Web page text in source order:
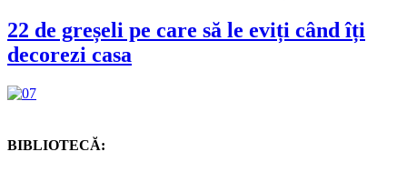
22 de greșeli pe care să le eviți când îți
decorezi casa
BIBLIOTECĂ: